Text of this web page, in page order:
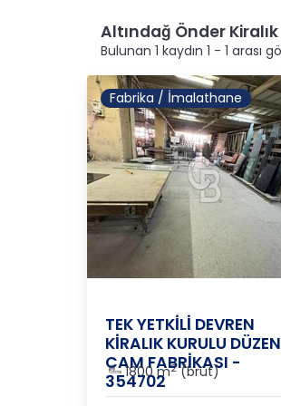
Altındağ Önder
Bulunan 1 kaydın 1 - 1 arası
Fabrika / İmalathane
TEK YETKİLİ DEVREN
KİRALIK KURULU DÜZEN
CAM FABRİKASI -
354702
1800 m2(brüt)